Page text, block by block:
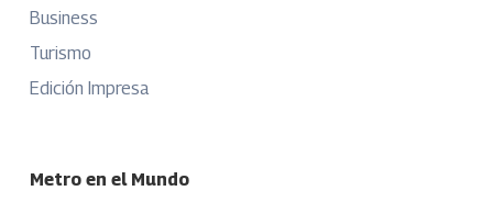
Business
Turismo
Edición Impresa
Metro en el Mundo